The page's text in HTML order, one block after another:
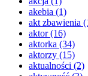
akebia (1)
akt zbawienia
aktor(16)
aktorka (34)
aktorzy (15)
aktualności (2)